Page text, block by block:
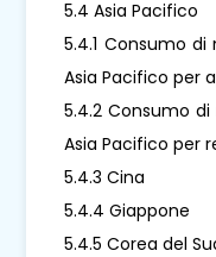
5.4 Asia Pacifico
5.4.1 Consumo
Asia Pacifico per
5.4.2 Consumo
Asia Pacifico per
5.4.3 Cina
5.4.4 Giappone
5.4.5 Corea del